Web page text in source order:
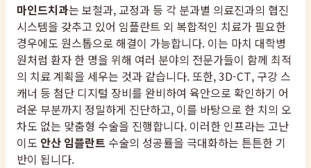
마인드치과는 보철과, 교정과 등 각 분과별 의료진과의 협진
시스템을 갖추고 있어 임플란트 외 복합적인 치료가 필요한
경우에도 원스톱으로 해결이 가능합니다. 이는 마치 대학병
원처럼 환자 한 명을 위해 여러 분야의 전문가들이 함께 최적
의 치료 계획을 세우는 것과 같습니다. 또한, 3D-CT, 구강 스
캐너 등 첨단 디지털 장비를 완비하여 육안으로 확인하기 어
려운 부분까지 정밀하게 진단하고, 이를 바탕으로 한 치의 오
차도 없는 맞춤형 수술을 진행합니다. 이러한 인프라는 고난
이도 안산 임플란트 수술의 성공률을 극대화하는 튼튼한 기
반이 됩니다.